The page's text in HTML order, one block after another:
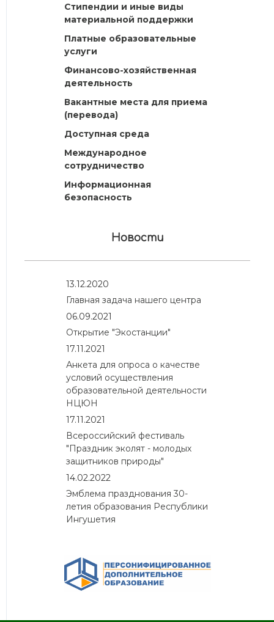
Стипендии и иные виды
материальной поддержки
Платные образовательные
услуги
Финансово-хозяйственная
деятельность
Вакантные места для приема
(перевода)
Доступная среда
Международное
сотрудничество
Информационная
безопасность
Новости
13.12.2020
Главная задача нашего центра
06.09.2021
Открытие "Экостанции"
17.11.2021
Анкета для опроса о качестве
условий осуществления
образовательной деятельности
НЦЮН
17.11.2021
Всероссийский фестиваль
"Праздник эколят - молодых
защитников природы"
14.02.2022
Эмблема празднования 30-
летия образования Республики
Ингушетия